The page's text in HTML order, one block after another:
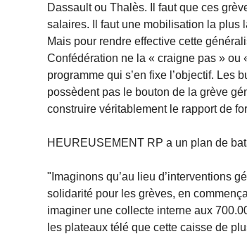
Dassault ou Thalès. Il faut que ces
salaires. Il faut une mobilisation la plus
Mais pour rendre effective cette
Confédération ne la « craigne pas » ou
programme qui s’en fixe l’objectif. Les
possèdent pas le bouton de la grève
construire véritablement le rapport de
HEUREUSEMENT RP a un plan de
"Imaginons qu’au lieu d’interventions
solidarité pour les grèves, en
imaginer une collecte interne aux
les plateaux télé que cette caisse de